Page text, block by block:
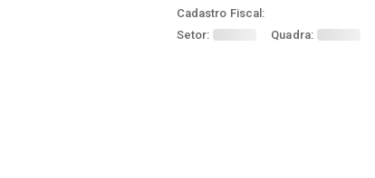
Cadastro Fiscal:
Setor:
Quadra: